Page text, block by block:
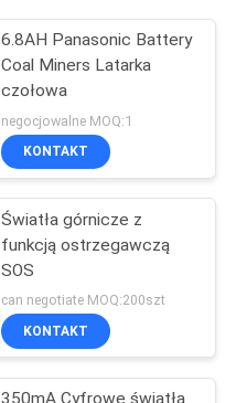
6.8AH Panasonic Battery
Coal Miners Latarka
czołowa
negocjowalne MOQ:1
KONTAKT
Światła górnicze z
funkcją ostrzegawczą
SOS
can negotiate MOQ:200szt
KONTAKT